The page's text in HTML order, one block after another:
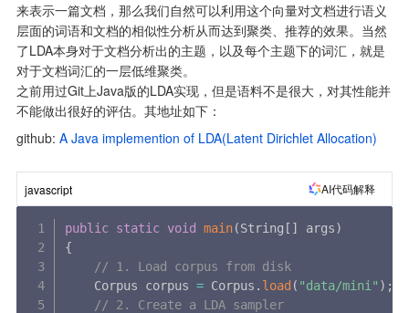
来表示一篇文档，那么我们自然可以利用这个向量对文档进行语义
层面的词语和文档的相似性分析从而达到聚类、推荐的效果。当然
了LDA本身对于文档分析出的主题，以及每个主题下的词汇，就是
对于文档词汇的一层低维聚类。
之前用过Git上Java版的LDA实现，但是语料不是很大，对其性能并
不能做出很好的评估。其地址如下：
github: A Java implemention of LDA(Latent Dirichlet Allocation)
javascript AI代码解释
public static void main(String [ ] args)
{
// 1. Load corpus from disk
    Corpus corpus
= Corpus . load ( "data/mini" ) ;
// 2. Create a LDA sampler